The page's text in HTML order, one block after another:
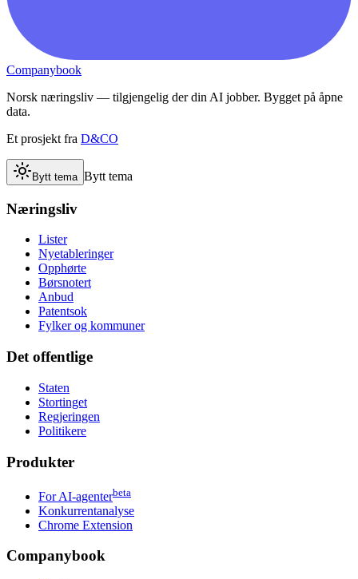
Companybook
Norsk næringsliv — tilgjengelig der din AI jobber. Bygget på åpne
data.
Et prosjekt fra D&CO
Bytt tema Bytt tema
Næringsliv
Lister
Nyetableringer
Opphørte
Børsnotert
Anbud
Patentsok
Fylker og kommuner
Det offentlige
Staten
Stortinget
Regjeringen
Politikere
Produkter
For AI-agenterbeta
Konkurrentanalyse
Chrome Extension
Companybook